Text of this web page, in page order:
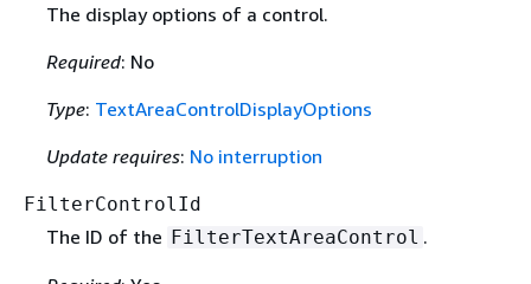
The display options of a control.
Required: No
Type: TextAreaControlDisplayOptions
Update requires: No interruption
FilterControlId
The ID of the FilterTextAreaControl .